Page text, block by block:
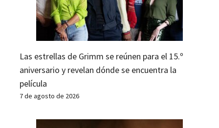
Las estrellas de Grimm se reúnen para el 15.º
aniversario y revelan dónde se encuentra la
película
7 de agosto de 2026